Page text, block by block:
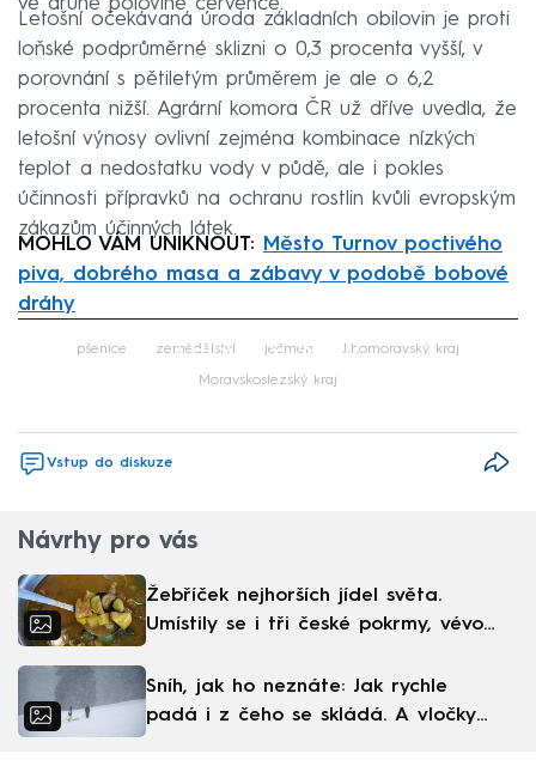
ve druhé polovině července.
Letošní očekávaná úroda základních obilovin je proti
loňské podprůměrné sklizni o 0,3 procenta vyšší, v
porovnání s pětiletým průměrem je ale o 6,2
procenta nižší. Agrární komora ČR už dříve uvedla, že
letošní výnosy ovlivní zejména kombinace nízkých
teplot a nedostatku vody v půdě, ale i pokles
účinnosti přípravků na ochranu rostlin kvůli evropským
zákazům účinných látek.
MOHLO VÁM UNIKNOUT:
Město Turnov poctivého
piva, dobrého masa a zábavy v podobě bobové
dráhy
Failed to fetch
pšenice zemědělství ječmen Jihomoravský kraj
Moravskoslezský kraj
Vstup do diskuze
Návrhy pro vás
Žebříček nejhorších jídel světa.
Umístily se i tři české pokrmy, vévodí
Sníh, jak ho neznáte: Jak rychle
padá i z čeho se skládá. A vločky